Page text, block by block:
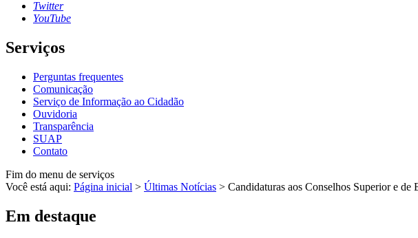
Twitter
YouTube
Serviços
Perguntas frequentes
Comunicação
Serviço de Informação ao Cidadão
Ouvidoria
Transparência
SUAP
Contato
Fim do menu de serviços
Você está aqui: Página inicial > Últimas Notícias > Candidaturas aos Conselhos Superior e
Em destaque